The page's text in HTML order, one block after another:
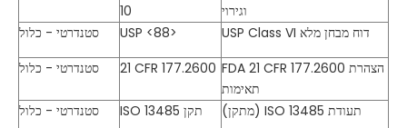
וגירוי
10
דוח מבחן מלא USP Class VI USP <88>
סטנדרטי - כלול
FDA 21 CFR 177.2600 הצהרת
תאימות
21 CFR 177.2600 סטנדרטי - כלול
תעודת ISO 13485 (מתקן) תקן ISO 13485
סטנדרטי - כלול